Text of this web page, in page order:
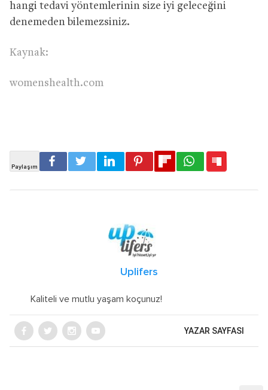
hangi tedavi yöntemlerinin size iyi geleceğini
denemeden bilemezsiniz.
Kaynak:
womenshealth.com
Uplifers
Kaliteli ve mutlu yaşam koçunuz!
YAZAR SAYFASI